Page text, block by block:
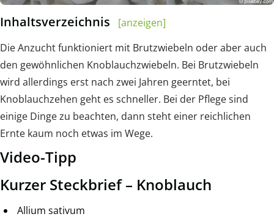
Inhaltsverzeichnis
[anzeigen]
Die Anzucht funktioniert mit Brutzwiebeln oder aber auch
den gewöhnlichen Knoblauchzwiebeln. Bei Brutzwiebeln
wird allerdings erst nach zwei Jahren geerntet, bei
Knoblauchzehen geht es schneller. Bei der Pflege sind
einige Dinge zu beachten, dann steht einer reichlichen
Ernte kaum noch etwas im Wege.
Video-Tipp
Kurzer Steckbrief – Knoblauch
Allium sativum